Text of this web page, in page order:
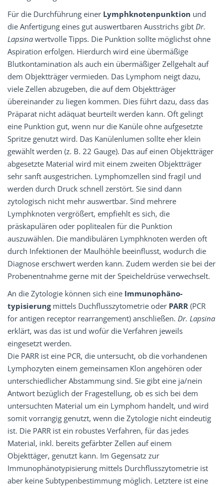
Für die Durchführung einer Lymphknotenpunktion und
die Anfertigung eines gut auswertbaren Ausstrichs gibt Dr.
Lapsina wertvolle Tipps. Die Punktion sollte möglichst ohne
Aspiration erfolgen. Hierdurch wird eine übermäßige
Blutkontamination als auch ein übermäßiger Zellgehalt auf
dem Objektträger vermieden. Das Lymphom neigt dazu,
viele Zellen abzugeben, die auf dem Objektträger
übereinander zu liegen kommen. Dies führt dazu, dass das
Präparat nicht adäquat beurteilt werden kann. Oft gelingt
eine Punktion gut, wenn nur die Kanüle ohne aufgesetzte
Spritze genutzt wird. Das Kanülenlumen sollte eher klein
gewählt werden (z. B. 22 Gauge). Das auf einen Objektträger
abgesetzte Material wird mit einem zweiten Objektträger
sehr sanft ausgestrichen. Lymphomzellen sind fragil und
werden durch Druck schnell zerstört. Sie sind dann
zytologisch nicht mehr auswertbar. Sind mehrere
Lymphknoten vergrößert, empfiehlt es sich, die
präskapulären oder poplitealen für die Punktion
auszuwählen. Die mandibulären Lymphknoten werden oft
durch Infektionen der Maulhöhle beeinflusst, wodurch die
Diagnose erschwert werden kann. Zudem werden sie bei der
Probenentnahme gerne mit der Speicheldrüse verwechselt.
An die Zytologie können sich eine Immunophäno­
typisierung mittels Duchflusszytometrie oder PARR (PCR
for antigen receptor rearrangement) anschließen. Dr. Lapsina
erklärt, was das ist und wofür die Verfahren jeweils
eingesetzt werden.
Die PARR ist eine PCR, die untersucht, ob die vorhandenen
Lymphozyten einem gemeinsamen Klon angehören oder
unterschiedlicher Abstammung sind. Sie gibt eine ja/nein
Antwort bezüglich der Fragestellung, ob es sich bei dem
untersuchten Material um ein Lymphom handelt, und wird
somit vorrangig genutzt, wenn die Zytologie nicht eindeutig
ist. Die PARR ist ein robustes Verfahren, für das jedes
Material, inkl. bereits gefärbter Zellen auf einem
Objekttäger, genutzt kann. Im Gegensatz zur
Immunophänotypisierung mittels Durchflusszytometrie ist
aber keine Subtypenbestimmung möglich. Letztere ist eine